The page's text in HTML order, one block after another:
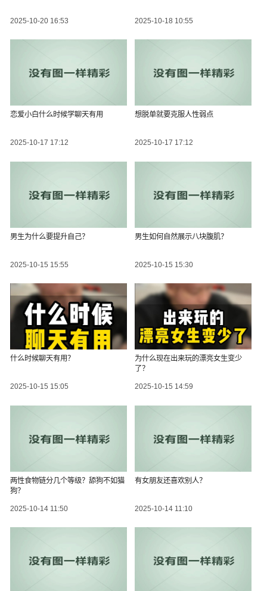
2025-10-20 16:53 2025-10-18 10:55
恋爱小白什么时候学聊天有用
2025-10-17 17:12
想脱单就要克服人性弱点
2025-10-17 17:12
男生为什么要提升自己？
2025-10-15 15:55
男生如何自然展示八块腹肌？
2025-10-15 15:30
什么时候聊天有用？
2025-10-15 15:05
为什么现在出来玩的漂亮女生变少
了？
2025-10-15 14:59
两性食物链分几个等级？舔狗不如猫
狗？
2025-10-14 11:50
有女朋友还喜欢别人？
2025-10-14 11:10